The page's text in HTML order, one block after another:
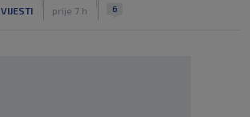
VIJESTI prije 7 h 6